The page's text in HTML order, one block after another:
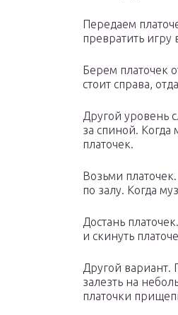
Передаем
превратить
Берем платочек
стоит справа,
Другой уровень
за спиной. Когда
платочек.
Возьми
по залу. Когда
Достань
и скинуть
Другой вариант.
залезть на
платочки